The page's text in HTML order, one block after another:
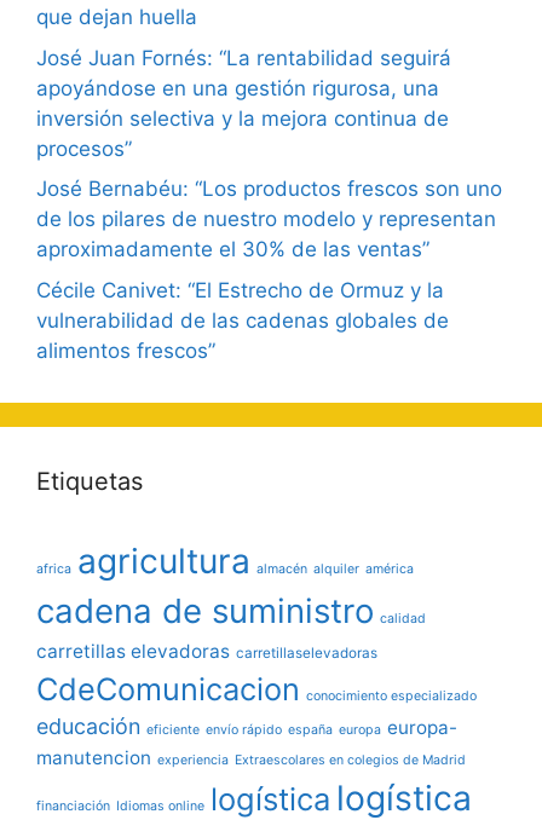
que dejan huella
José Juan Fornés: “La rentabilidad seguirá
apoyándose en una gestión rigurosa, una
inversión selectiva y la mejora continua de
procesos”
José Bernabéu: “Los productos frescos son uno
de los pilares de nuestro modelo y representan
aproximadamente el 30% de las ventas”
Cécile Canivet: “El Estrecho de Ormuz y la
vulnerabilidad de las cadenas globales de
alimentos frescos”
Etiquetas
africa agricultura almacén alquiler américa
cadena de suministro calidad
carretillas elevadoras carretillaselevadoras
CdeComunicacion conocimiento especializado
educación eficiente envío rápido españa europa europa-
manutencion experiencia Extraescolares en colegios de Madrid
financiación Idiomas online logística logística